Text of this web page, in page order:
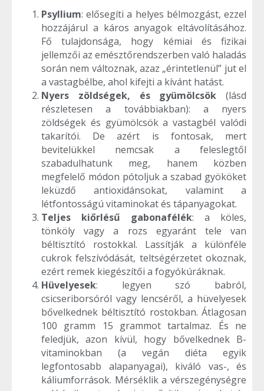
Psyllium: elősegíti a helyes bélmozgást, ezzel
hozzájárul a káros anyagok eltávolításához.
Fő tulajdonsága, hogy kémiai és fizikai
jellemzői az emésztőrendszerben való haladás
során nem változnak, azaz „érintetlenül” jut el
a vastagbélbe, ahol kifejti a kívánt hatást.
Nyers zöldségek, és gyümölcsök (lásd
részletesen a továbbiakban): a nyers
zöldségek és gyümölcsök a vastagbél valódi
takarítói. De azért is fontosak, mert
bevitelükkel nemcsak a feleslegtől
szabadulhatunk meg, hanem közben
megfelelő módon pótoljuk a szabad gyököket
leküzdő antioxidánsokat, valamint a
létfontosságú vitaminokat és tápanyagokat.
Teljes kiőrlésű gabonafélék: a köles,
tönköly vagy a rozs egyaránt tele van
béltisztító rostokkal. Lassítják a különféle
cukrok felszívódását, teltségérzetet okoznak,
ezért remek kiegészítői a fogyókúráknak.
Hüvelyesek: legyen szó babról,
csicseriborsóról vagy lencséről, a hüvelyesek
bővelkednek béltisztító rostokban. Átlagosan
100 gramm 15 grammot tartalmaz. És ne
feledjük, azon kívül, hogy bővelkednek B-
vitaminokban (a vegán diéta egyik
legfontosabb alapanyagai), kiváló vas-, és
káliumforrások. Mérséklik a vérszegénységre